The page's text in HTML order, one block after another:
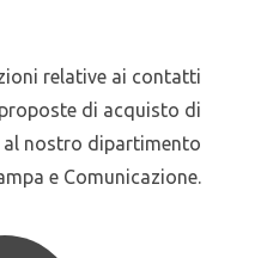
relative ai contatti
di acquisto di
nostro dipartimento
e Comunicazione.